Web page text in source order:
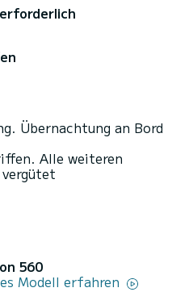
Übernachtung an Bord
Alle weiteren
560
Modell erfahren